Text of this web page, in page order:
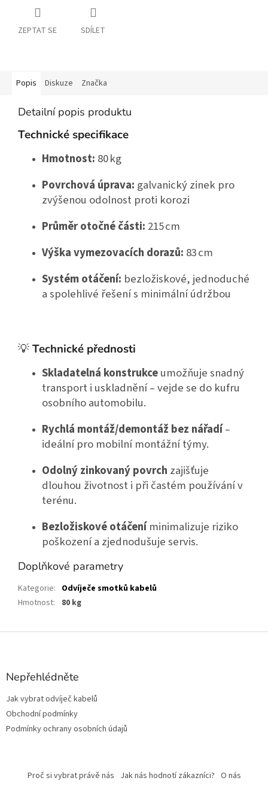
ZEPTAT SE SDÍLET
Popis Diskuze Značka
Detailní popis produktu
Technické specifikace
Hmotnost: 80 kg
Povrchová úprava: galvanický zinek pro
zvýšenou odolnost proti korozi
Průměr otočné části: 215 cm
Výška vymezovacích dorazů: 83 cm
Systém otáčení: bezložiskové, jednoduché
a spolehlivé řešení s minimální údržbou
💡Technické přednosti
Skladatelná konstrukce umožňuje snadný
transport i uskladnění – vejde se do kufru
osobního automobilu.
Rychlá montáž/demontáž bez nářadí –
ideální pro mobilní montážní týmy.
Odolný zinkovaný povrch zajišťuje
dlouhou životnost i při častém používání v
terénu.
Bezložiskové otáčení minimalizuje riziko
poškození a zjednodušuje servis.
Doplňkové parametry
Kategorie: Odvíječe smotků kabelů
Hmotnost: 80 kg
Z
Nepřehlédněte
Jak vybrat odvíječ kabelů
Obchodní podmínky
Podmínky ochrany osobních údajů
Proč si vybrat právě nás Jak nás hodnotí zákazníci? O nás